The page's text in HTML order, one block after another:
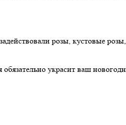
розы, кустовые
украсит ваш